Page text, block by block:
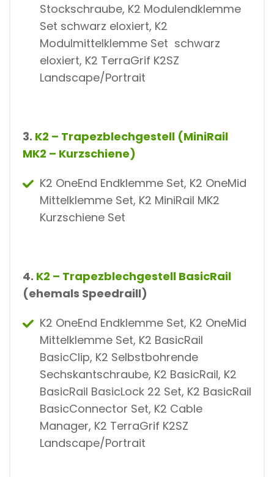
Stockschraube, K2 Modulendklemme
Set schwarz eloxiert, K2
Modulmittelklemme Set schwarz
eloxiert, K2 TerraGrif K2SZ
Landscape/Portrait
3. K2 – Trapezblechgestell (MiniRail
MK2 – Kurzschiene)
K2 OneEnd Endklemme Set, K2 OneMid
Mittelklemme Set, K2 MiniRail MK2
Kurzschiene Set
4. K2 – Trapezblechgestell BasicRail
(ehemals Speedraill)
K2 OneEnd Endklemme Set, K2 OneMid
Mittelklemme Set, K2 BasicRail
BasicClip, K2 Selbstbohrende
Sechskantschraube, K2 BasicRail, K2
BasicRail BasicLock 22 Set, K2 BasicRail
BasicConnector Set, K2 Cable
Manager, K2 TerraGrif K2SZ
Landscape/Portrait